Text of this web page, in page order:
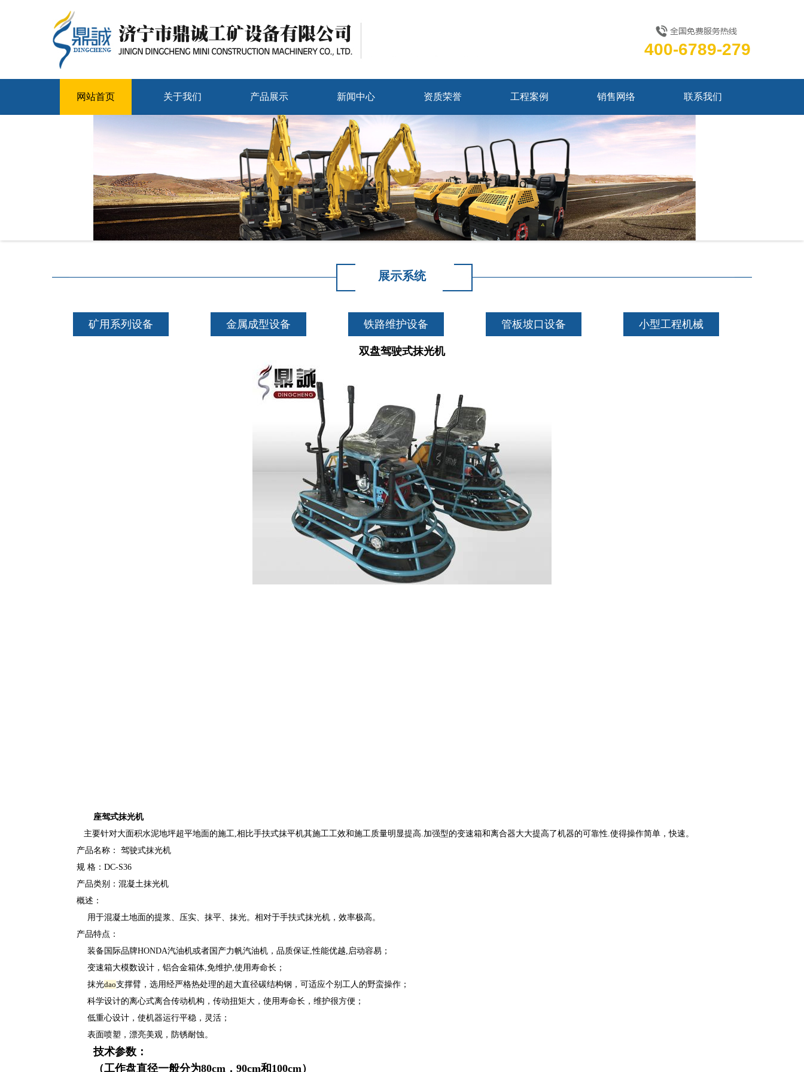
400-6789-279
网站首页 关于我们 产品展示 新闻中心 资质荣誉 工程案例 销售网络 联系我们
展示系统
矿用系列设备 金属成型设备 铁路维护设备 管板坡口设备 小型工程机械
双盘驾驶式抹光机
座驾式抹光机
主要针对大面积水泥地坪超平地面的施工,相比手扶式抹平机其施工工效和施工质量明显提高.加强型的变速箱和离合器大大提高了机器的可靠性.使得操作简单，快速。
产品名称： 驾驶式抹光机
规 格：DC-S36
产品类别：混凝土抹光机
概述：
用于混凝土地面的提浆、压实、抹平、抹光。相对于手扶式抹光机，效率极高。
产品特点：
装备国际品牌HONDA汽油机或者国产力帆汽油机，品质保证,性能优越,启动容易；
变速箱大模数设计，铝合金箱体,免维护,使用寿命长；
抹光dao支撑臂，选用经严格热处理的超大直径碳结构钢，可适应个别工人的野蛮操作；
科学设计的离心式离合传动机构，传动扭矩大，使用寿命长，维护很方便；
低重心设计，使机器运行平稳，灵活；
表面喷塑，漂亮美观，防锈耐蚀。
技术参数：
（工作盘直径一般分为80cm，90cm和100cm）